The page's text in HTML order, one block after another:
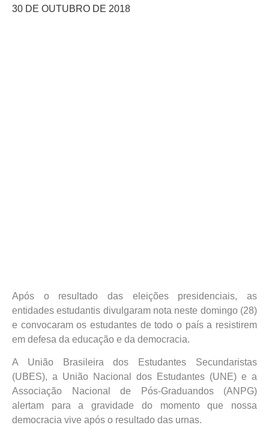
30 DE OUTUBRO DE 2018
Após o resultado das eleições presidenciais, as
entidades estudantis divulgaram nota neste domingo (28)
e convocaram os estudantes de todo o país a resistirem
em defesa da educação e da democracia.
A União Brasileira dos Estudantes Secundaristas
(UBES), a União Nacional dos Estudantes (UNE) e a
Associação Nacional de Pós-Graduandos (ANPG)
alertam para a gravidade do momento que nossa
democracia vive após o resultado das urnas.